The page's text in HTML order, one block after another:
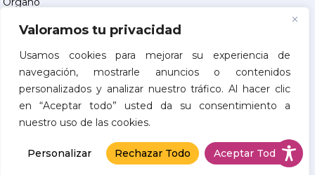
Valoramos tu privacidad
Usamos cookies para mejorar su experiencia de
navegación, mostrarle anuncios o contenidos
personalizados y analizar nuestro tráfico. Al hacer clic
en “Aceptar todo” usted da su consentimiento a
nuestro uso de las cookies.
Personalizar Rechazar Todo Aceptar Todo
Control
INSCRIPCIÓN
PROVEEDORES